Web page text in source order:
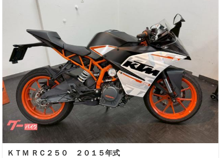
ＫＴＭ ＲＣ２５０ ２０１５年式